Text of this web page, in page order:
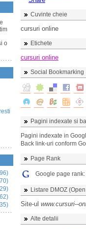
o
Cuvinte cheie
cursuri online
Etichete
cursuri online
Social Bookmarking
Pagini indexate si
Pagini indexate in
Back link-uri conform
Page Rank
Google page rank:
Listare DMOZ
Site-ul www.cursuri--
Alte detalii